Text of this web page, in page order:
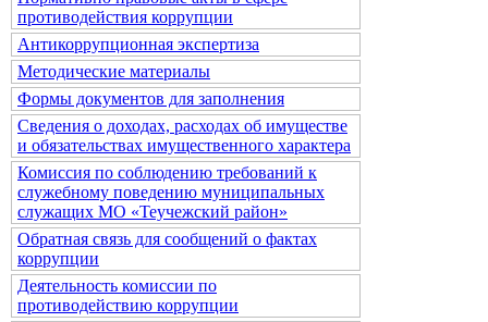
противодействия коррупции
Антикоррупционная экспертиза
Методические материалы
Формы документов для заполнения
Сведения о доходах, расходах об имуществе
и обязательствах имущественного характера
Комиссия по соблюдению требований к
служебному поведению муниципальных
служащих МО «Теучежский район»
Обратная связь для сообщений о фактах
коррупции
Деятельность комиссии по
противодействию коррупции